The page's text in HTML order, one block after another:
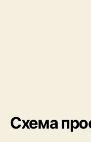
Схема